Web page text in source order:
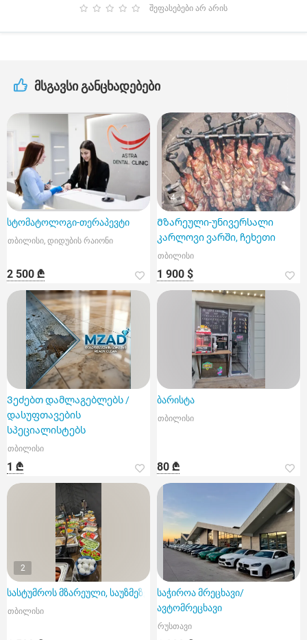
შეფასებები არ არის
მსგავსი განცხადებები
სტომატოლოგი-თერაპევტი
თბილისი, დიდუბის რაიონი
2 500 ₾
4
Მზარეული-უნივერსალი
კარლოვი ვარში, ჩეხეთი
თბილისი
1 900 $
Ვეძებთ დამლაგებლებს /
დასუფთავების
სპეციალისტებს
თბილისი
1 ₾
ბარისტა
თბილისი
80 ₾
2
სასტუმროს მზარეული, საუზმეზე
თბილისი
საჭიროა მრეცხავი/
ავტომრეცხავი
რუსთავი